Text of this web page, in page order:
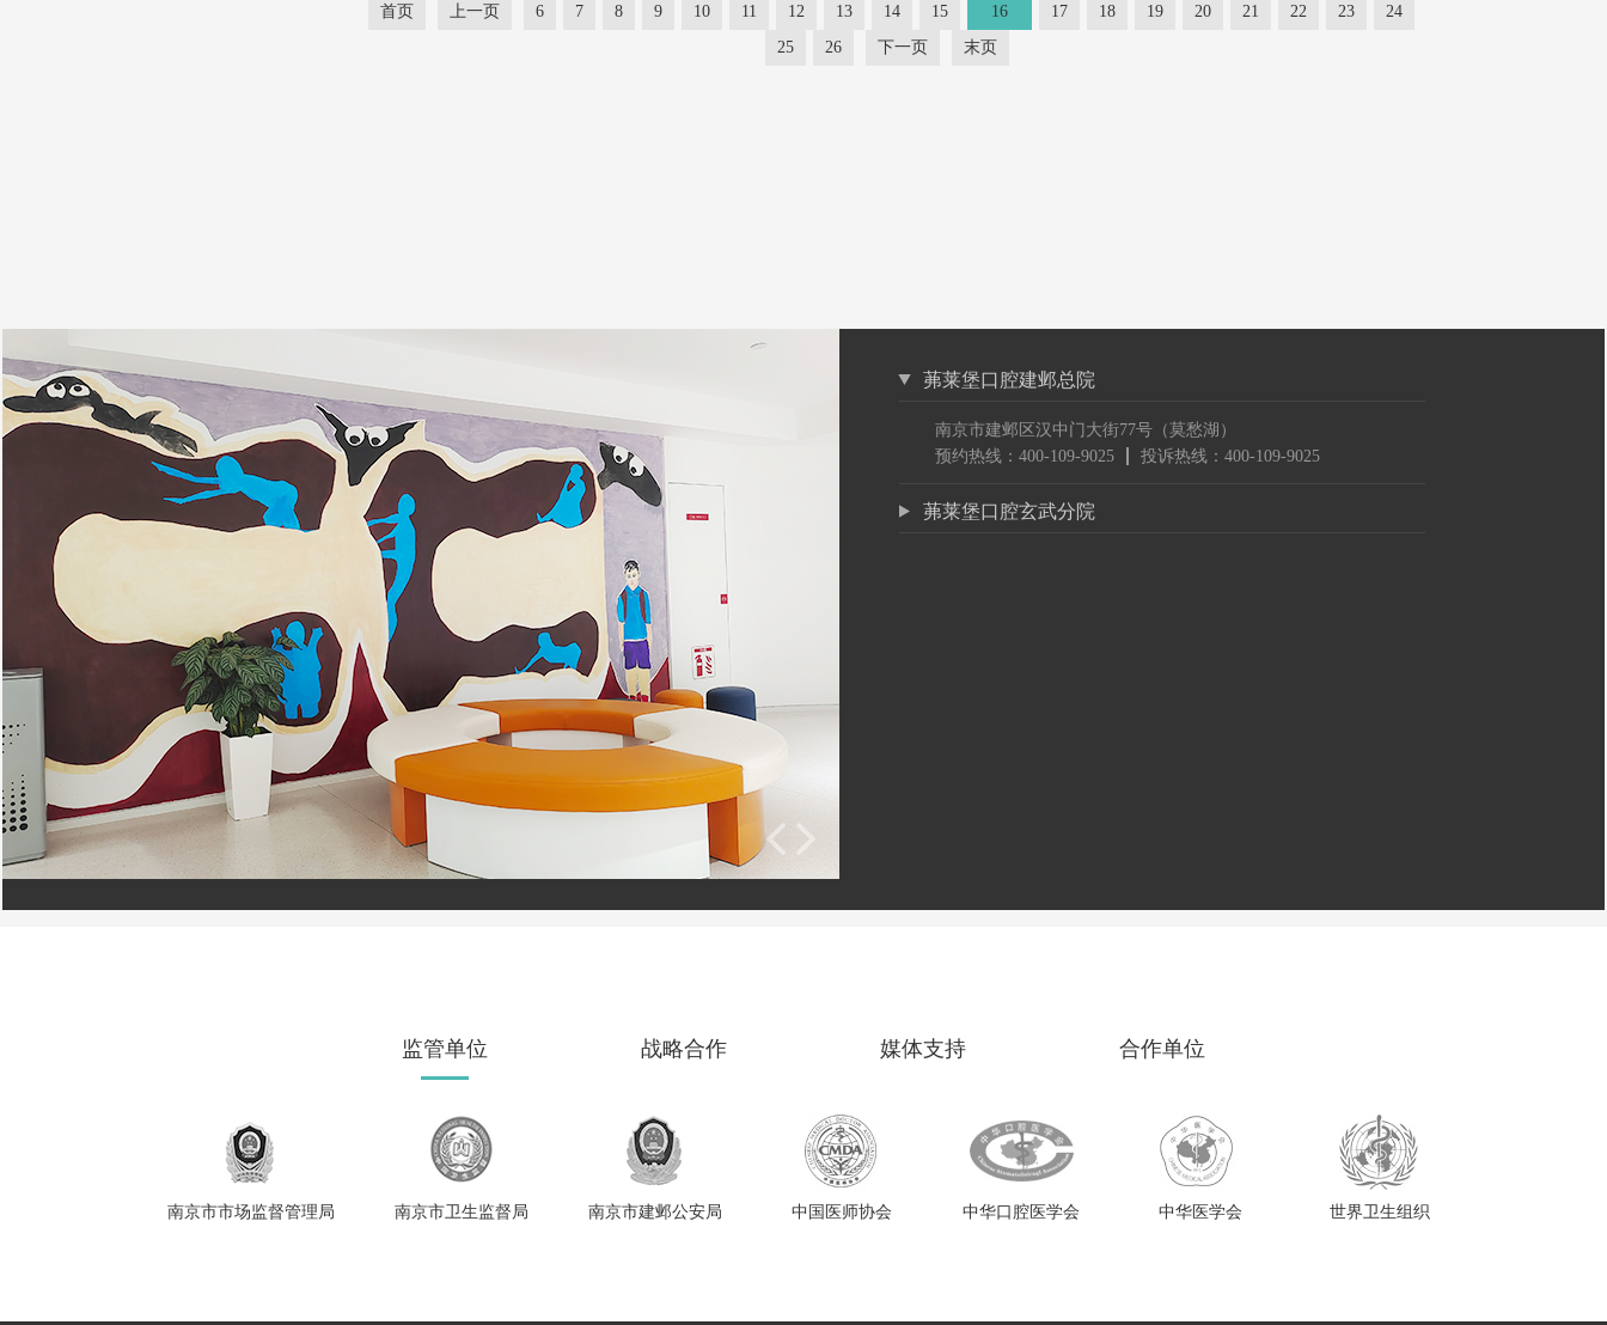
首页 上一页 6 7 8 9 10 11 12 13 14 15 16 17 18 19 20 21 22 23
24
25
26 下一页 末页
茀莱堡口腔建邺总院
南京市建邺区汉中门大街77号（莫愁湖）
预约热线：400-109-9025
投诉热线：400-109-9025
茀莱堡口腔玄武分院
监管单位 战略合作 媒体支持 合作单位
南京市市场监督管理局 南京市卫生监督局 南京市建邺公安局 中国医师协会 中华口腔医学会 中华医学会 世界卫生组织